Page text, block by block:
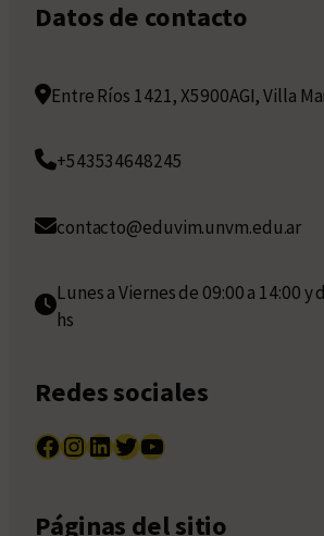
Datos de contacto
Entre Ríos 1421, X5900AGI, Villa
+543534648245
contacto@eduvim.unvm.edu.ar
Lunes a Viernes de 09:00 a 14:00 y
hs
Redes sociales
Facebook InstagramLinkedIn Twitter YouTube
Páginas del sitio